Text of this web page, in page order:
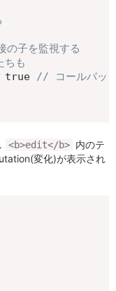
子を監視する
も
true // コールバッ
<b>edit</b> 内のテ
変化)が表示され